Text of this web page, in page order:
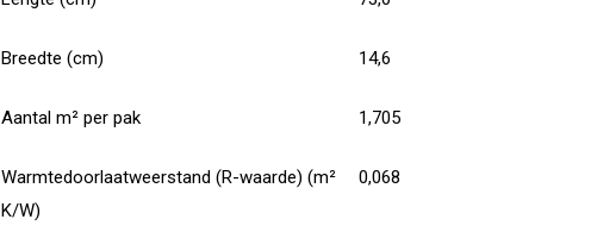
Breedte (cm) 14,6
Aantal m² per pak 1,705
Warmtedoorlaatweerstand (R-waarde) (m²
K/W)
0,068